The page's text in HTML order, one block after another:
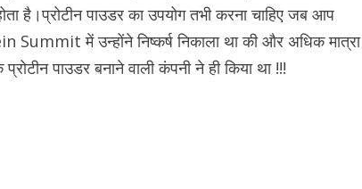
है।प्रोटीन पाउडर का उपयोग तभी करना चाहिए जब आप
में उन्होंने निष्कर्ष निकाला था की और अधिक मात्रा
पाउडर बनाने वाली कंपनी ने ही किया था !!!